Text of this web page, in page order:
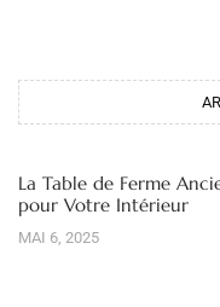
La Table de Ferme
pour Votre Intérieur
MAI 6, 2025